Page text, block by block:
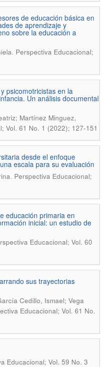
de educación básica en
de aprendizaje y
sobre la educación a
. Perspectiva Educacional;
psicomotricistas en la
Un análisis documental
Martínez Minguez,
Vol. 61 No. 1 (2022); 127-151
desde el enfoque
escala para su evaluación
. Perspectiva Educacional;
educación primaria en
inicial: un estudio de
Educacional; Vol. 60
sus trayectorias
Cedillo, Ismael; Vega
Educacional; Vol. 61 No.
Educacional; Vol. 59 No. 3